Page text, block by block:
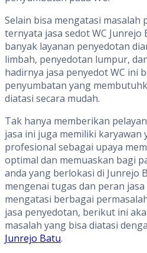
Selain bisa mengatasi masalah
ternyata jasa sedot WC Junrejo
banyak layanan penyedotan
limbah, penyedotan lumpur,
hadirnya jasa penyedot WC ini
penyumbatan yang
diatasi secara mudah.
Tak hanya memberikan
jasa ini juga memiliki karyawan
profesional sebagai upaya
optimal dan memuaskan bagi
anda yang berlokasi di Junrejo
mengenai tugas dan peran
mengatasi berbagai
jasa penyedotan, berikut ini
masalah yang bisa diatasi
Junrejo Batu.